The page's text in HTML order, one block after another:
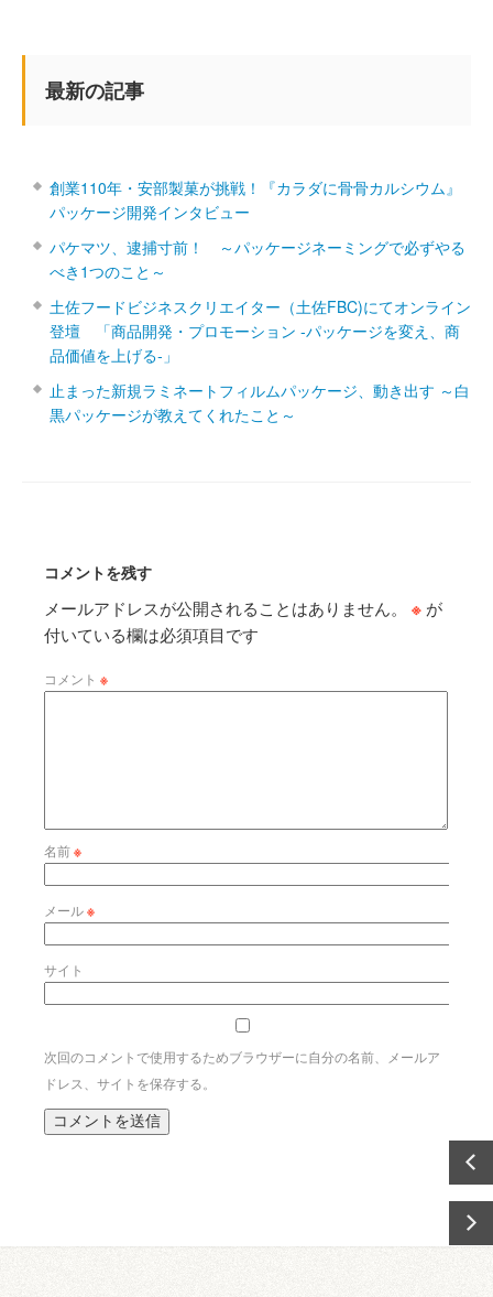
最新の記事
創業110年・安部製菓が挑戦！『カラダに骨骨カルシウム』
パッケージ開発インタビュー
パケマツ、逮捕寸前！ ～パッケージネーミングで必ずやる
べき1つのこと～
土佐フードビジネスクリエイター（土佐FBC)にてオンライン
登壇 「商品開発・プロモーション ‐パッケージを変え、商
品価値を上げる‐」
止まった新規ラミネートフィルムパッケージ、動き出す ～白
黒パッケージが教えてくれたこと～
コメントを残す
メールアドレスが公開されることはありません。 ※ が
付いている欄は必須項目です
コメント ※
名前※
メール※
サイト
次回のコメントで使用するためブラウザーに自分の名前、メールア
ドレス、サイトを保存する。